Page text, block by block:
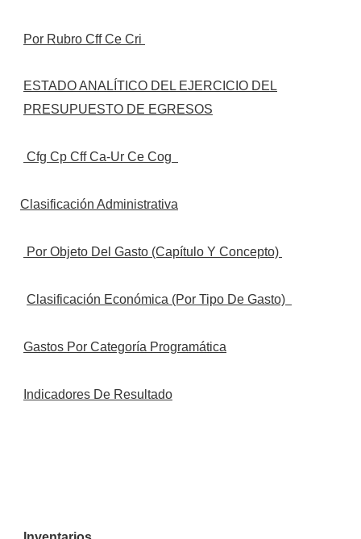
Por Rubro Cff Ce Cri
ESTADO ANALÍTICO DEL EJERCICIO DEL
PRESUPUESTO DE EGRESOS
Cfg Cp Cff Ca-Ur Ce Cog
Clasificación Administrativa
Por Objeto Del Gasto (Capítulo Y Concepto)
Clasificación Económica (Por Tipo De Gasto)
Gastos Por Categoría Programática
Indicadores De Resultado